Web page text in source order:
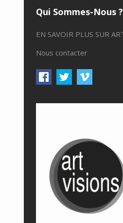
Qui Sommes-Nous ?
EN SAVOIR PLUS SUR
Nous contacter